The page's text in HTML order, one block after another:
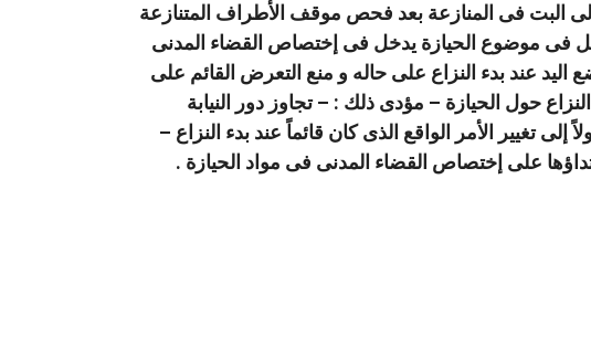
إلى البت فى المنازعة بعد فحص موقف الأطراف المتنازعة
فى موضوع الحيازة يدخل فى إختصاص القضاء المدنى
اليد عند بدء النزاع على حاله و منع التعرض القائم على
حول الحيازة – مؤدى ذلك : – تجاوز دور النيابة
تغيير الأمر الواقع الذى كان قائماً عند بدء النزاع –
على إختصاص القضاء المدنى فى مواد الحيازة .